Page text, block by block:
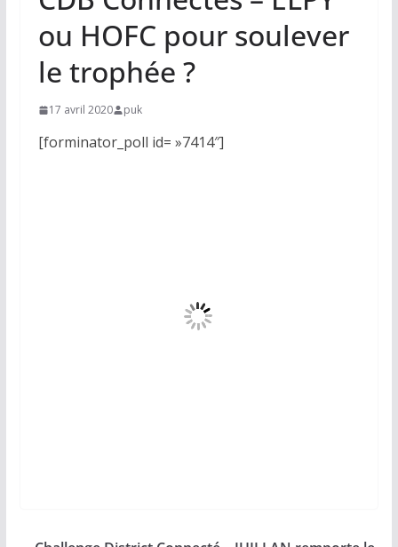
ou HOFC pour soulever
le trophée ?
17 avril 2020 puk
[forminator_poll id= »7414″]